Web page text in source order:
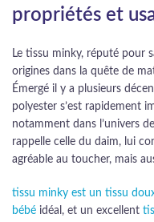
propriétés et
Le tissu minky, réputé pour
origines dans la quête de
Émergé il y a plusieurs
polyester s’est rapidement
notamment dans l’univers
rappelle celle du daim, lui
agréable au toucher, mais
tissu minky est un tissu
bébé idéal, et un excellent